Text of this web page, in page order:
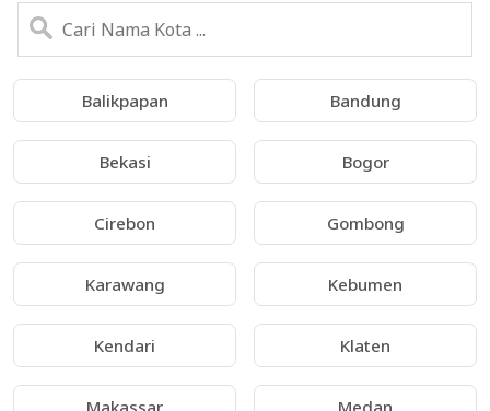
Balikpapan Bandung
Bekasi Bogor
Cirebon Gombong
Karawang Kebumen
Kendari Klaten